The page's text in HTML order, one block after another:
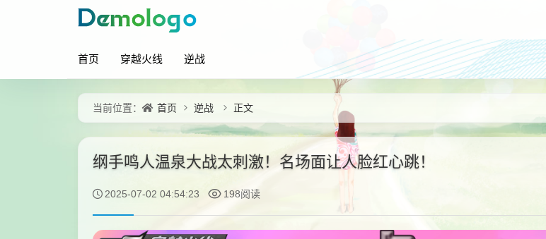
首页 穿越火线 逆战
当前位置： 首页 逆战 正文
纲手鸣人温泉大战太刺激！名场面让人脸红心跳！
2025-07-02 04:54:23 198阅读